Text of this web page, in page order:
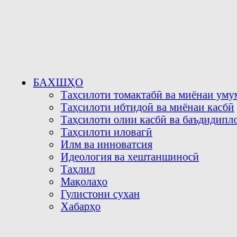
БАХШҲО
Таҳсилоти томактабӣ ва миёнаи
Таҳсилоти ибтидоӣ ва миёнаи касбӣ
Таҳсилоти олии касбӣ ва
Таҳсилоти иловагӣ
Илм ва инноватсия
Идеология ва хештаншиносӣ
Таҳлил
Мақолаҳо
Гулистони сухан
Хабарҳо